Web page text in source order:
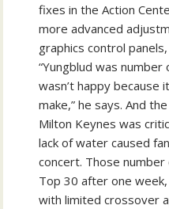
fixes in the Action
more advanced
graphics control
“Yungblud was
wasn’t happy because
make,” he says. And
Milton Keynes was
lack of water caused
concert. Those
Top 30 after one
with limited crossover